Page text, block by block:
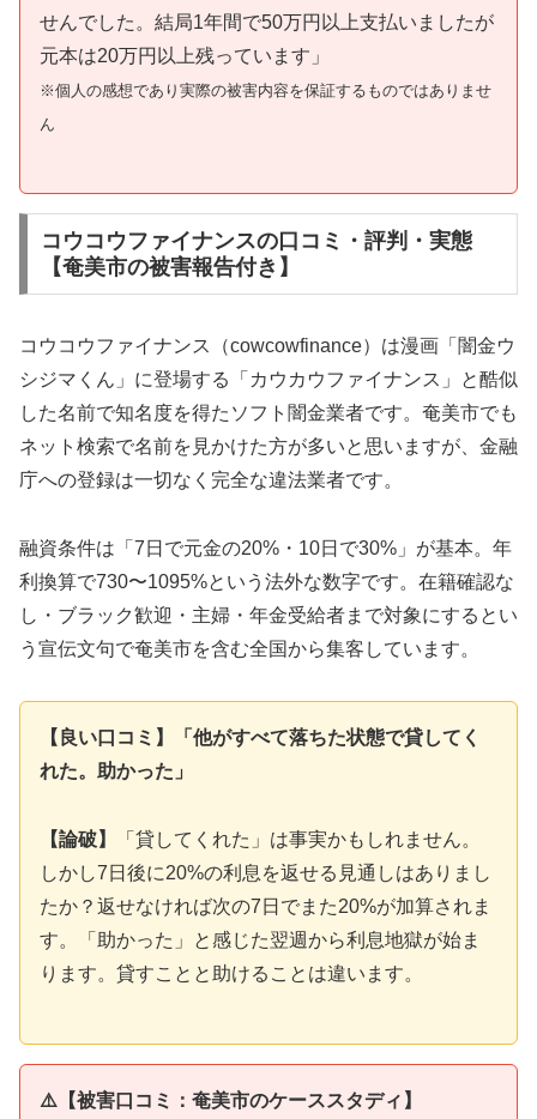
せんでした。結局1年間で50万円以上支払いましたが
元本は20万円以上残っています」
※個人の感想であり実際の被害内容を保証するものではありませ
ん
コウコウファイナンスの口コミ・評判・実態
【奄美市の被害報告付き】
コウコウファイナンス（cowcowfinance）は漫画「闇金ウ
シジマくん」に登場する「カウカウファイナンス」と酷似
した名前で知名度を得たソフト闇金業者です。奄美市でも
ネット検索で名前を見かけた方が多いと思いますが、金融
庁への登録は一切なく完全な違法業者です。
融資条件は「7日で元金の20%・10日で30%」が基本。年
利換算で730〜1095%という法外な数字です。在籍確認な
し・ブラック歓迎・主婦・年金受給者まで対象にするとい
う宣伝文句で奄美市を含む全国から集客しています。
【良い口コミ】「他がすべて落ちた状態で貸してく
れた。助かった」
【論破】
「貸してくれた」は事実かもしれません。
しかし7日後に20%の利息を返せる見通しはありまし
たか？返せなければ次の7日でまた20%が加算されま
す。「助かった」と感じた翌週から利息地獄が始ま
ります。貸すことと助けることは違います。
⚠️【被害口コミ：奄美市のケーススタディ】